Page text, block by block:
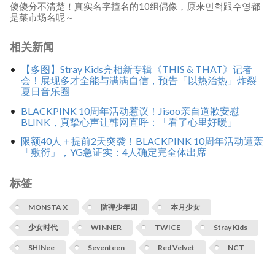
傻傻分不清楚！真实名字撞名的10组偶像，原来민혁跟수영都
是菜市场名呢～
相关新闻
【多图】Stray Kids亮相新专辑《THIS & THAT》记者
会！展现多才全能与满满自信，预告「以热治热」炸裂
夏日音乐圈
BLACKPINK 10周年活动惹议！Jisoo亲自道歉安慰
BLINK，真挚心声让韩网直呼：「看了心里好暖」
限额40人＋提前2天突袭！BLACKPINK 10周年活动遭轰
「敷衍」，YG急证实：4人确定完全体出席
标签
MONSTA X 防弹少年团 本月少女
少女时代 WINNER TWICE Stray Kids
SHINee Seventeen Red Velvet NCT